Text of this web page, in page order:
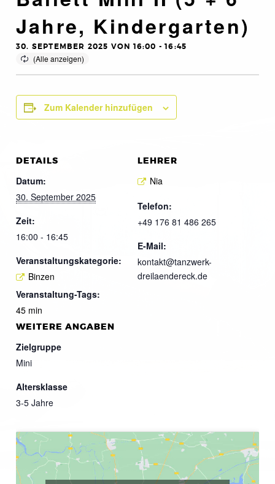
Jahre, Kindergarten)
30. SEPTEMBER 2025 VON 16:00 -16:45
Zum Kalender hinzufügen
DETAILS
Datum:
30. September 2025
Zeit:
16:00 - 16:45
Veranstaltungskategorie:
Binzen
Veranstaltung-Tags:
45 min
LEHRER
Nia
Telefon:
+49 176 81 486 265
E-Mail:
kontakt@tanzwerk-
dreilaendereck.de
WEITERE ANGABEN
Zielgruppe
Mini
Altersklasse
3-5 Jahre